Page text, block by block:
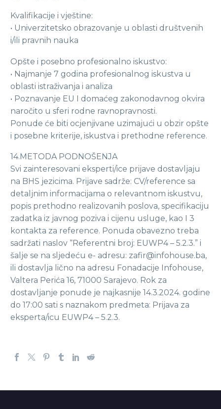
Kvalifikacije i vještine:
• Univerzitetsko obrazovanje u oblasti društvenih
i/ili pravnih nauka
Opšte i posebno profesionalno iskustvo:
• Najmanje 7 godina profesionalnog iskustva u
oblasti istraživanja i analiza
• Poznavanje EU I domaćeg zakonodavnog okvira
naročito u sferi rodne ravnopravnosti.
Ponude će biti ocjenjivane uzimajući u obzir opšte
i posebne kriterije, iskustva i prethodne reference.
14.METODA PODNOŠENJA
Svi zainteresovani eksperti/ice prijave dostavljaju
na BHS jezicima. Prijave sadrže: CV/reference sa
detaljnim informacijama o relevantnom iskustvu,
popis prethodno realizovanih poslova, specifikaciju
zadatka iz javnog poziva i cijenu usluge, kao I 3
kontakta za reference. Ponuda obavezno treba
sadržati naslov “Referentni broj: EUWP4 – 5.2.3.” i
šalje se na sljedeću e- adresu: zafir@infohouse.ba,
ili dostavlja lično na adresu Fonadacije Infohouse,
Valtera Perića 16, 71000 Sarajevo. Rok za
dostavljanje ponude je najkasnije 14.3.2024. godine
do 17:00 sati s naznakom predmeta: Prijava za
eksperta/icu EUWP4 – 5.2.3.